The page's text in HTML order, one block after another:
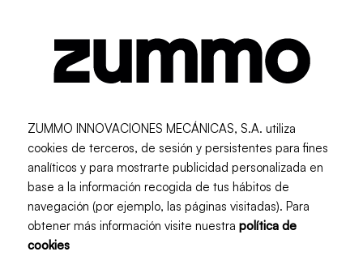
Urban Trends
El mejor exprimidor de naranjas
ZUMMO INNOVACIONES MECÁNICAS, S.A. utiliza
cookies de terceros, de sesión y persistentes para fines
analíticos y para mostrarte publicidad personalizada en
base a la información recogida de tus hábitos de
navegación (por ejemplo, las páginas visitadas). Para
obtener más información visite nuestra política de
cookies